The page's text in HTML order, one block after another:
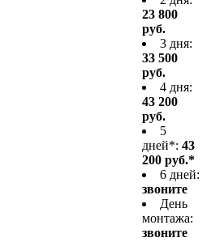
23 800
руб.
3 дня:
33 500
руб.
4 дня:
43 200
руб.
5
дней*: 43
200 руб.*
6 дней:
звоните
День
монтажа:
звоните